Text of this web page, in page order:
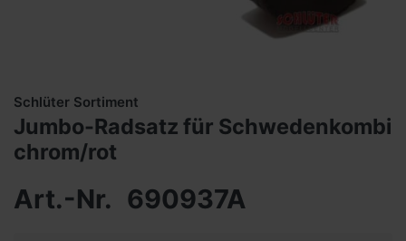
Schlüter Sortiment
Jumbo-Radsatz für Schwedenkombi
chrom/rot
Art.-Nr. 690937A